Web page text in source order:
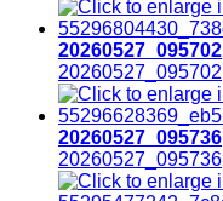
20260527_095702
20260527_095702
20260527_095736
20260527_095736